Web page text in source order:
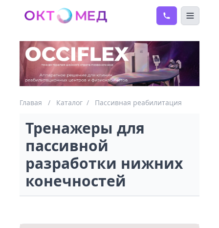
Главая / Каталог / Пассивная реабилитация
Тренажеры для
пассивной
разработки нижних
конечностей